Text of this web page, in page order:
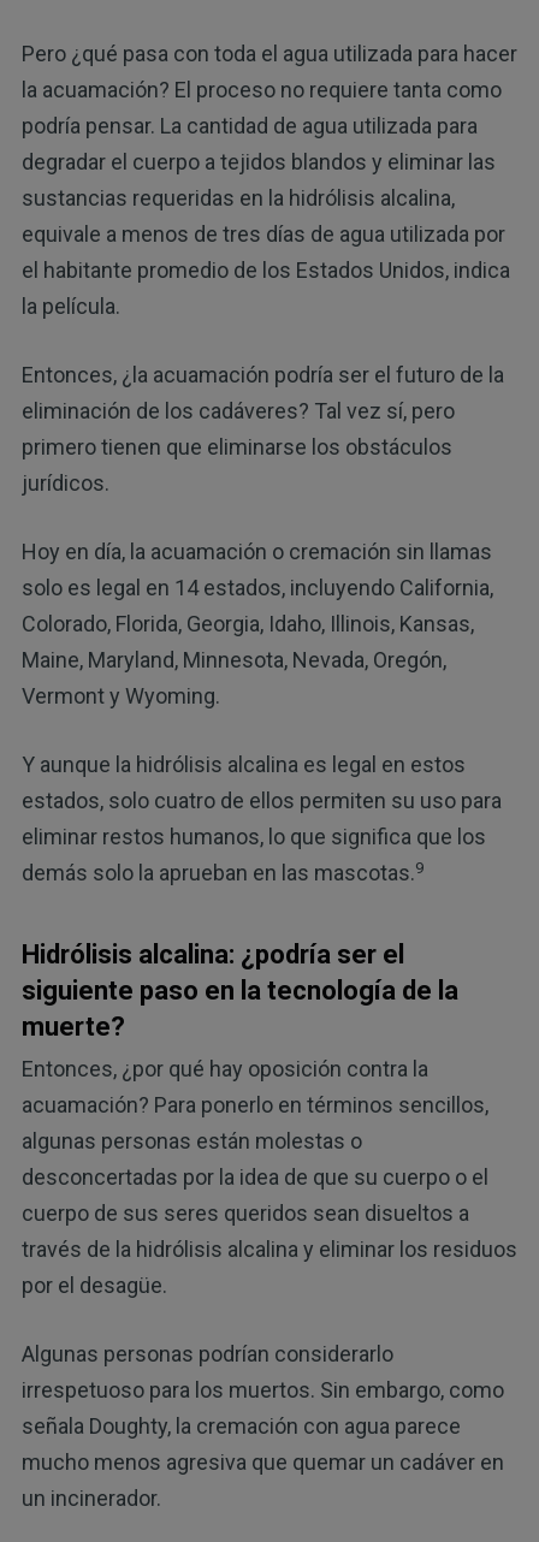
Pero ¿qué pasa con toda el agua utilizada para hacer
la acuamación? El proceso no requiere tanta como
podría pensar. La cantidad de agua utilizada para
degradar el cuerpo a tejidos blandos y eliminar las
sustancias requeridas en la hidrólisis alcalina,
equivale a menos de tres días de agua utilizada por
el habitante promedio de los Estados Unidos, indica
la película.
Entonces, ¿la acuamación podría ser el futuro de la
eliminación de los cadáveres? Tal vez sí, pero
primero tienen que eliminarse los obstáculos
jurídicos.
Hoy en día, la acuamación o cremación sin llamas
solo es legal en 14 estados, incluyendo California,
Colorado, Florida, Georgia, Idaho, Illinois, Kansas,
Maine, Maryland, Minnesota, Nevada, Oregón,
Vermont y Wyoming.
Y aunque la hidrólisis alcalina es legal en estos
estados, solo cuatro de ellos permiten su uso para
eliminar restos humanos, lo que significa que los
demás solo la aprueban en las mascotas.9
Hidrólisis alcalina: ¿podría ser el
siguiente paso en la tecnología de la
muerte?
Entonces, ¿por qué hay oposición contra la
acuamación? Para ponerlo en términos sencillos,
algunas personas están molestas o
desconcertadas por la idea de que su cuerpo o el
cuerpo de sus seres queridos sean disueltos a
través de la hidrólisis alcalina y eliminar los residuos
por el desagüe.
Algunas personas podrían considerarlo
irrespetuoso para los muertos. Sin embargo, como
señala Doughty, la cremación con agua parece
mucho menos agresiva que quemar un cadáver en
un incinerador.